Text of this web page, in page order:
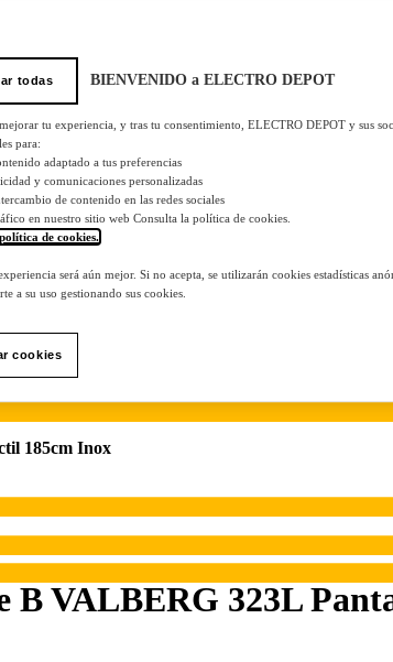
185cm Inox
VALBERG 323L
todas BIENVENIDO a ELECTRO DEPOT
tu experiencia, y tras tu consentimiento, ELECTRO DEPOT y sus
para:
adaptado a tus preferencias
y comunicaciones personalizadas
de contenido en las redes sociales
en nuestro sitio web Consulta la política de cookies.
de cookies.
será aún mejor. Si no acepta, se utilizarán cookies estadísticas
a su uso gestionando sus cookies.
cookies